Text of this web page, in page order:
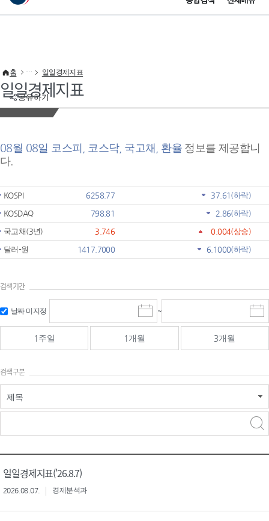
이 누리집은 대한민국 공식 전자정부 누리집입니다.
공유하기
홈 일일경제지표
일일경제지표
08월 08일 코스피, 코스닥, 국고채, 환율 정보를 제공합니
다.
KOSPI 6258.77 37.61 (하락)
KOSDAQ
798.81 2.86(하락)
국고채(3년)
3.746 0.004(상승)
달러-원
1417.7000 6.1000(하락)
검색기간
날짜 미지정
시
작
일
선
~
종
료
선
1주일 1개월 3개월
검색구분
제목
일일경제지표('26.8.7)
2026.08.07. 경제분석과